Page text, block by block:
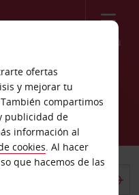
Menú
Lorient
ofertas
y mejorar tu
compartimos
publicidad de
información al
cookies. Al hacer
que hacemos de las